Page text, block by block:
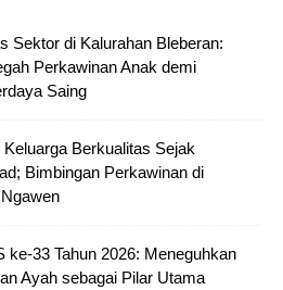
Sektor di Kalurahan Bleberan:
Perkawinan Anak demi
Saing
Berkualitas Sejak
Bimbingan Perkawinan di
ke-33 Tahun 2026: Meneguhkan
Ayah sebagai Pilar Utama